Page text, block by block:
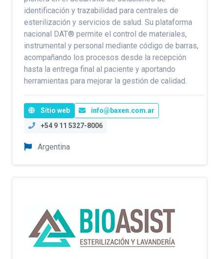
identificación y trazabilidad para centrales de
esterilización y servicios de salud. Su plataforma
nacional DAT® permite el control de materiales,
instrumental y personal mediante código de barras,
acompañando los procesos desde la recepción
hasta la entrega final al paciente y aportando
herramientas para mejorar la gestión de calidad.
Sitio web
info@baxen.com.ar
+54 9 11 5327-8006
Argentina